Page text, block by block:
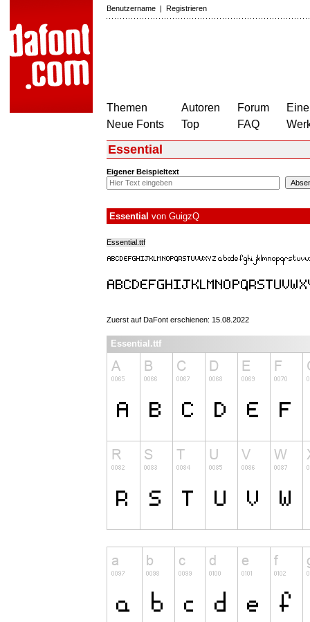
Benutzername | Registrieren
Themen
Neue Fonts
Autoren
Top
Forum
FAQ
Essential
Eigener Beispieltext
Essential von GuigzQ
Essential.ttf
Zuerst auf DaFont erschienen: 15.08.2022
Essential.ttf